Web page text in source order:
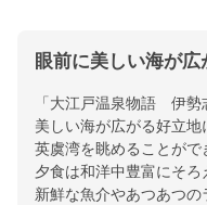
眼前に美しい海が
「大江戸温泉物語 伊勢
美しい海が広がる好立
英虞湾を眺めることがで
夕食は和洋中豊富にそ
新鮮な魚介やあつあつ